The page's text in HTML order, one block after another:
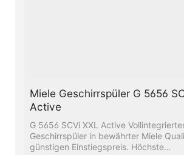
Miele Geschirrspüler G 5656
Active
G 5656 SCVi XXL Active
Geschirrspüler in bewährter Miele
günstigen Einstiegspreis. Höchste